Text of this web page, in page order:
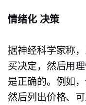
情绪化 决策
据神经科学家称
买决定，然后用
是正确的。例如
然后列出价格、